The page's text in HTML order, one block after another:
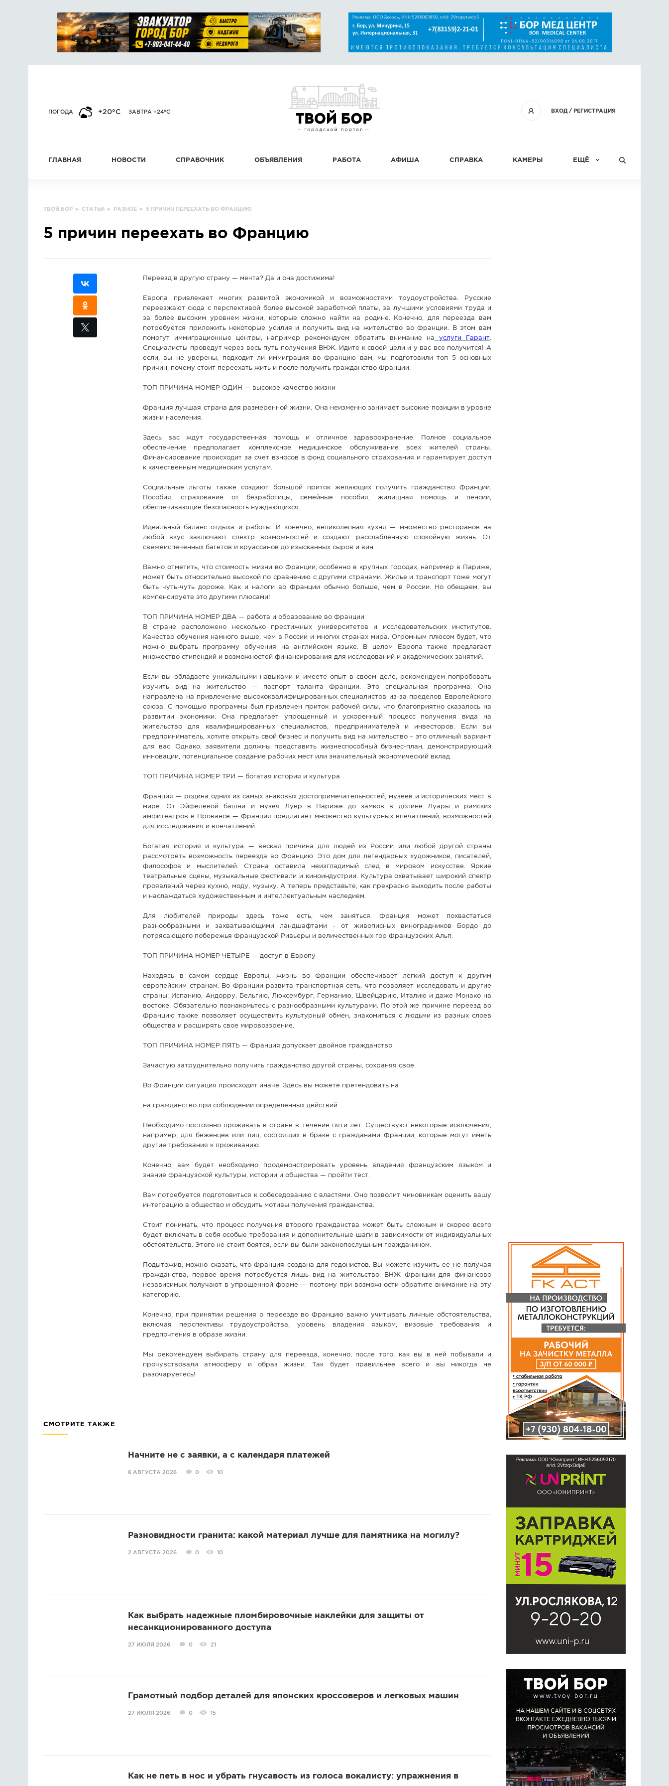
ВХОД/ РЕГИСТРАЦИЯ
ПОГОДА +20°C ЗАВТРА +24°C
ГЛАВНАЯ НОВОСТИ СПРАВОЧНИК ОБЪЯВЛЕНИЯ РАБОТА АФИША СПРАВКА КАМЕРЫ ЕЩЁ
ТВОЙ БОР ▸ СТАТЬИ ▸ РАЗНОЕ ▸ 5 ПРИЧИН ПЕРЕЕХАТЬ ВО ФРАНЦИЮ
5 причин переехать во Францию
Переезд в другую страну — мечта? Да и она достижима!
Европа привлекает многих развитой экономикой и возможностями трудоустройства. Русские
переезжают сюда с перспективой более высокой заработной платы, за лучшими условиями труда и
за более высоким уровнем жизни, которые сложно найти на родине. Конечно, для переезда вам
потребуется приложить некоторые усилия и получить вид на жительство во Франции. В этом вам
помогут иммиграционные центры, например рекомендуем обратить внимание на услуги Гарант
Специалисты проведут через весь путь получения ВНЖ. Идите к своей цели и у вас все получится! А
если, вы не уверены, подходит ли иммиграция во Францию вам, мы подготовили топ 5 основных
причин, почему стоит переехать жить и после получить гражданство Франции.
ТОП ПРИЧИНА НОМЕР ОДИН — высокое качество жизни
Франция лучшая страна для размеренной жизни. Она неизменно занимает высокие позиции в уровне
жизни населения.
Здесь вас ждут государственная помощь и отличное здравоохранение. Полное социальное
обеспечение предполагает комплексное медицинское обслуживание всех жителей страны.
Финансирование происходит за счет взносов в фонд социального страхования и гарантирует доступ
к качественным медицинским услугам.
Социальные льготы также создают большой приток желающих получить гражданство Франции.
Пособия, страхование от безработицы, семейные пособия, жилищная помощь и пенсии,
обеспечивающие безопасность нуждающихся.
Идеальный баланс отдыха и работы. И конечно, великолепная кухня — множество ресторанов на
любой вкус заключают спектр возможностей и создают расслабленную спокойную жизнь. От
свежеиспеченных багетов и круассанов до изысканных сыров и вин.
Важно отметить, что стоимость жизни во Франции, особенно в крупных городах, например в Париже,
может быть относительно высокой по сравнению с другими странами. Жилье и транспорт тоже могут
быть чуть-чуть дороже. Как и налоги во Франции обычно больше, чем в России. Но обещаем, вы
компенсируете это другими плюсами!
ТОП ПРИЧИНА НОМЕР ДВА — работа и образование во Франции
В стране расположено несколько престижных университетов и исследовательских институтов.
Качество обучения намного выше, чем в России и многих странах мира. Огромным плюсом будет, что
можно выбрать программу обучения на английском языке. В целом Европа также предлагает
множество стипендий и возможностей финансирования для исследований и академических занятий.
Если вы обладаете уникальными навыками и имеете опыт в своем деле, рекомендуем попробовать
изучить вид на жительство — паспорт таланта Франции. Это специальная программа. Она
направлена на привлечение высококвалифицированных специалистов из-за пределов Европейского
союза. С помощью программы был привлечен приток рабочей силы, что благоприятно сказалось на
развитии экономики. Она предлагает упрощенный и ускоренный процесс получения вида на
жительство для квалифицированных специалистов, предпринимателей и инвесторов. Если вы
предприниматель, хотите открыть свой бизнес и получить вид на жительство – это отличный вариант
для вас. Однако, заявители должны представить жизнеспособный бизнес-план, демонстрирующий
инновации, потенциальное создание рабочих мест или значительный экономический вклад.
ТОП ПРИЧИНА НОМЕР ТРИ — богатая история и культура
Франция — родина одних из самых знаковых достопримечательностей, музеев и исторических мест в
мире. От Эйфелевой башни и музея Лувр в Париже до замков в долине Луары и римских
амфитеатров в Провансе — Франция предлагает множество культурных впечатлений, возможностей
для исследования и впечатлений.
Богатая история и культура — веская причина для людей из России или любой другой страны
рассмотреть возможность переезда во Францию. Это дом для легендарных художников, писателей,
философов и мыслителей. Страна оставила неизгладимый след в мировом искусстве. Яркие
театральные сцены, музыкальные фестивали и киноиндустрии. Культура охватывает широкий спектр
проявлений через кухню, моду, музыку. А теперь представьте, как прекрасно выходить после работы
и наслаждаться художественным и интеллектуальным наследием.
Для любителей природы здесь тоже есть, чем заняться. Франция может похвастаться
разнообразными и захватывающими ландшафтами - от живописных виноградников Бордо до
потрясающего побережья Французской Ривьеры и величественных гор Французских Альп.
ТОП ПРИЧИНА НОМЕР ЧЕТЫРЕ — доступ в Европу
Находясь в самом сердце Европы, жизнь во Франции обеспечивает легкий доступ к другим
европейским странам. Во Франции развита транспортная сеть, что позволяет исследовать и другие
страны: Испанию, Андорру, Бельгию, Люксембург, Германию, Швейцарию, Италию и даже Монако на
востоке. Обязательно познакомьтесь с разнообразными культурами. По этой же причине переезд во
Францию также позволяет осуществить культурный обмен, знакомиться с людьми из разных слоев
общества и расширять свое мировоззрение.
ТОП ПРИЧИНА НОМЕР ПЯТЬ — Франция допускает двойное гражданство
Зачастую затруднительно получить гражданство другой страны, сохраняя свое.
Во Франции ситуация происходит иначе. Здесь вы можете претендовать на
на гражданство при соблюдении определенных действий.
Необходимо постоянно проживать в стране в течение пяти лет. Существуют некоторые исключения,
например, для беженцев или лиц, состоящих в браке с гражданами Франции, которые могут иметь
другие требования к проживанию.
Конечно, вам будет необходимо продемонстрировать уровень владения французским языком и
знание французской культуры, истории и общества — пройти тест.
Вам потребуется подготовиться к собеседованию с властями. Оно позволит чиновникам оценить вашу
интеграцию в общество и обсудить мотивы получения гражданства.
Стоит понимать, что процесс получения второго гражданства может быть сложным и скорее всего
будет включать в себя особые требования и дополнительные шаги в зависимости от индивидуальных
обстоятельств. Этого не стоит боятся, если вы были законопослушным гражданином.
Подытожив, можно сказать, что Франция создана для гедонистов. Вы можете изучить ее не получая
гражданства, первое время потребуется лишь вид на жительство. ВНЖ Франции для финансово
независимых получают в упрощенной форме — поэтому при возможности обратите внимание на эту
категорию.
Конечно, при принятии решения о переезде во Францию важно учитывать личные обстоятельства,
включая перспективы трудоустройства, уровень владения языком, визовые требования и
предпочтения в образе жизни.
Мы рекомендуем выбирать страну для переезда, конечно, после того, как вы в ней побывали и
прочувствовали атмосферу и образ жизни. Так будет правильнее всего и вы никогда не
разочаруетесь!
СМОТРИТЕ ТАКЖЕ
Начните не с заявки, а с календаря платежей
6 АВГУСТА 2026 0 10
Разновидности гранита: какой материал лучше для памятника на могилу?
2 АВГУСТА 2026 0 10
Как выбрать надежные пломбировочные наклейки для защиты от
несанкционированного доступа
27 ИЮЛЯ 2026 0 21
Грамотный подбор деталей для японских кроссоверов и легковых машин
27 ИЮЛЯ 2026 0 15
Как не петь в нос и убрать гнусавость из голоса вокалисту: упражнения в